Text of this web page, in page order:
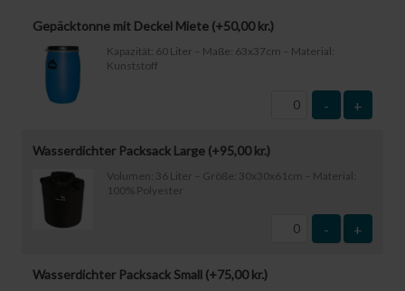
Gepäcktonne mit Deckel Miete (+50,00 kr.)
Kapazität: 60 Liter – Maße: 63x37cm – Material:
Kunststoff
- +
Wasserdichter Packsack Large (+95,00kr.)
Volumen: 36 Liter – Größe: 30x30x61cm – Material:
100% Polyester
- +
Wasserdichter Packsack Small (+75,00kr.)